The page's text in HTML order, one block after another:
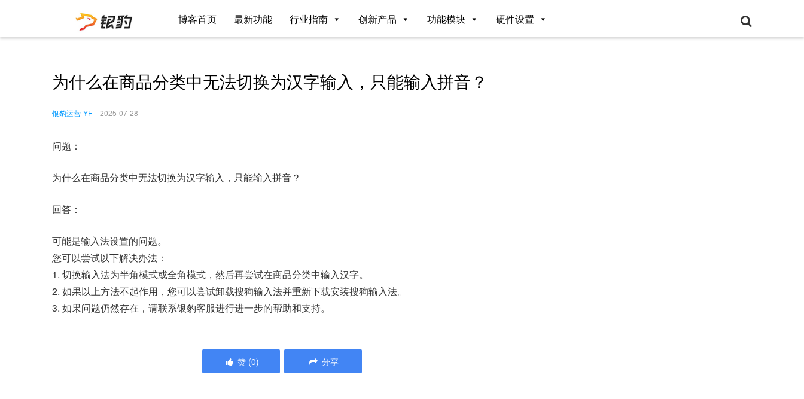
博客首页 最新功能 行业指南 创新产品 功能模块 硬件设置
为什么在商品分类中无法切换为汉字输入，只能输入拼音？
银豹运营-YF 2025-07-28
问题：
为什么在商品分类中无法切换为汉字输入，只能输入拼音？
回答：
可能是输入法设置的问题。
您可以尝试以下解决办法：
1. 切换输入法为半角模式或全角模式，然后再尝试在商品分类中输入汉字。
2. 如果以上方法不起作用，您可以尝试卸载搜狗输入法并重新下载安装搜狗输入法。
3. 如果问题仍然存在，请联系银豹客服进行进一步的帮助和支持。
赞 (0) 分享